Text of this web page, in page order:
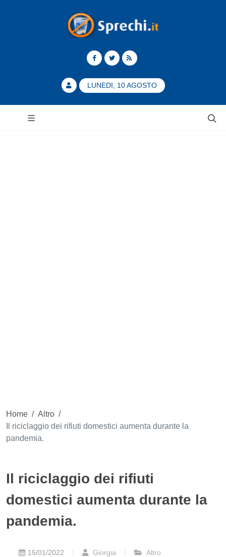
LUNEDI, 10 AGOSTO
Home / Altro /
Il riciclaggio dei rifiuti domestici aumenta durante la
pandemia.
Il riciclaggio dei rifiuti
domestici aumenta durante la
pandemia.
15/01/2022 Giorgia Altro